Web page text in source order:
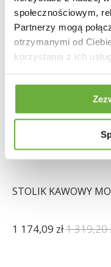
społecznościowym,
Partnerzy mogą
otrzymanymi od
korzystania z ich
STOLIK KAWOWY
1 174,09 zł1 319,20